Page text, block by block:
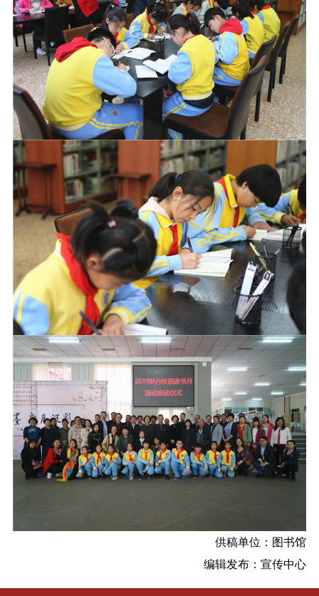
供稿单位：图书馆
编辑发布：宣传中心